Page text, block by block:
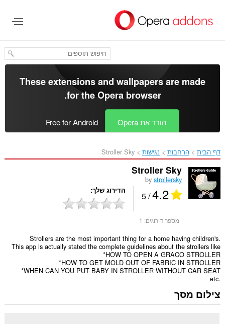
העיקרי
These extensions and wallpapers are made
for theOpera browser
.
הורד את Opera Free for Android
דף הבית הרחבות נגישות Stroller Sky‎
Stroller Sky
bystrollersky
4.2
/ 5 הדירוג שלך
מספר דירוגים: 1
Strollers are the most important thing for a home having children's.
This app is actually stated the complete guidelines about the strollers like
*HOW TO OPEN A GRACO STROLLER
*HOW TO GET MOLD OUT OF FABRIC IN STROLLER
*WHEN CAN YOU PUT BABY IN STROLLER WITHOUT CAR SEAT
etc.
צילום מסך